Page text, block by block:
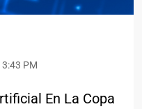
PM
En La Copa